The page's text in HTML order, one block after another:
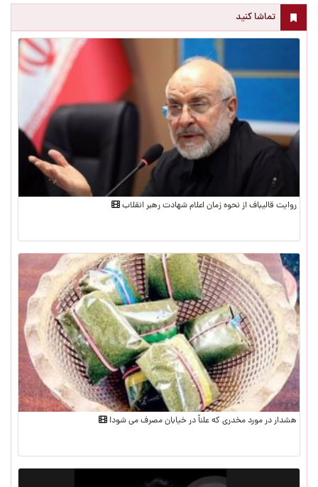
تماشا کنید
روایت قالیباف از نحوه زمان اعلام شهادت رهبر انقلاب
هشدار در مورد مخدری که علناً در خیابان مصرف می شود!